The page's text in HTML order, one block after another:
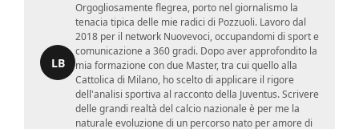
LB
Orgogliosamente flegrea, porto nel giornalismo la
tenacia tipica delle mie radici di Pozzuoli. Lavoro dal
2018 per il network Nuovevoci, occupandomi di sport e
comunicazione a 360 gradi. Dopo aver approfondito la
mia formazione con due Master, tra cui quello alla
Cattolica di Milano, ho scelto di applicare il rigore
dell'analisi sportiva al racconto della Juventus. Scrivere
delle grandi realtà del calcio nazionale è per me la
naturale evoluzione di un percorso nato per amore di